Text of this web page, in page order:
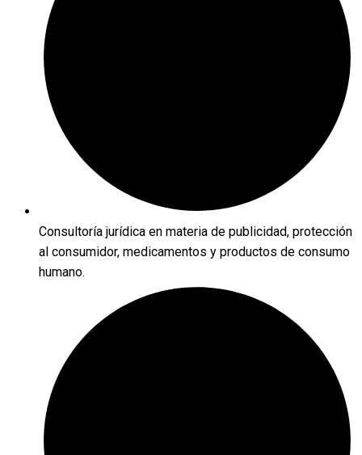
Consultoría jurídica en materia de publicidad, protección
al consumidor, medicamentos y productos de consumo
humano.